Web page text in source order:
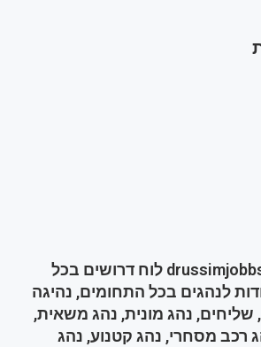
דרושים נהגים – drussimjobbs לוח דרושים בכל
לנהגים בכל התחומים, נהיגה
שליחים, נהג מונית, נהג משאית,
רכב מסחרי, נהג קטנוע, נהג